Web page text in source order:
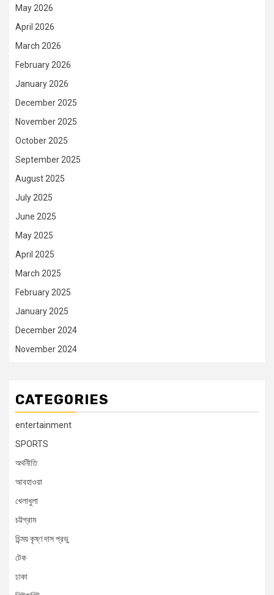
May 2026
April 2026
March 2026
February 2026
January 2026
December 2025
November 2025
October 2025
September 2025
August 2025
July 2025
June 2025
May 2025
April 2025
March 2025
February 2025
January 2025
December 2024
November 2024
CATEGORIES
entertainment
SPORTS
অর্থনীতি
আবহাওয়া
খেলাধুলা
চট্টগ্রাম
চিন্ময় কৃষ্ণ দাস প্রভু
টেক
ঢাকা